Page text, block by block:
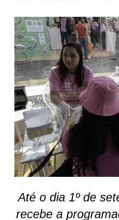
Até o dia 1º de
recebe a